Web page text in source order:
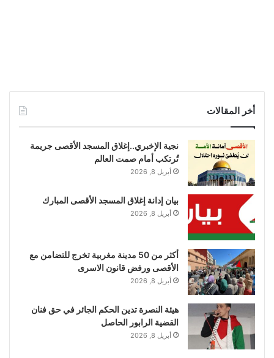
أخر المقالات
نجية الإخبري..إغلاق المسجد الأقصى جريمة
تُرتكب أمام صمت العالم
أبريل 8, 2026
بيان إدانة إغلاق المسجد الأقصى المبارك
أبريل 8, 2026
أكثر من 50 مدينة مغربية تخرج للتضامن مع
الأقصى ورفض قانون الاسرى
أبريل 8, 2026
هيئة النصرة تدين الحكم الجائر في حق فنان
القضية الرابور الحاصل
أبريل 8, 2026